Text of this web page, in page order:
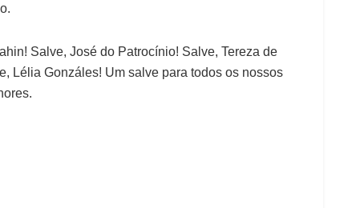
Salve, José do Patrocínio! Salve, Tereza de
Lélia Gonzáles! Um salve para todos os nossos